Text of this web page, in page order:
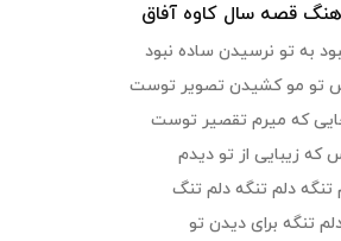
قصه سال کاوه آفاق
به تو نرسیدن ساده نبود
تو مو کشیدن تصویر توست
که میرم تقصیر توست
که زیبایی از تو دیدم
تنگه دلم تنگه دلم تنگ
تنگه برای دیدن تو